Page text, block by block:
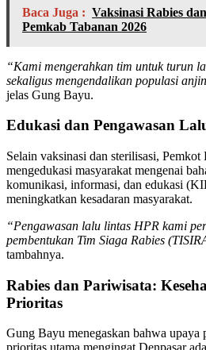
Baca Juga : Vaksinasi Rabies
Pemkab Tabanan 2026
“Kami mengerahkan tim untuk turun
sekaligus mengendalikan populasi
jelas Gung Bayu.
Edukasi dan Pengawasan
Selain vaksinasi dan sterilisasi,
mengedukasi masyarakat mengenai
komunikasi, informasi, dan edukasi
meningkatkan kesadaran masyarakat.
“Pengawasan lalu lintas HPR kami
pembentukan Tim Siaga Rabies
tambahnya.
Rabies dan Pariwisata:
Prioritas
Gung Bayu menegaskan bahwa upaya